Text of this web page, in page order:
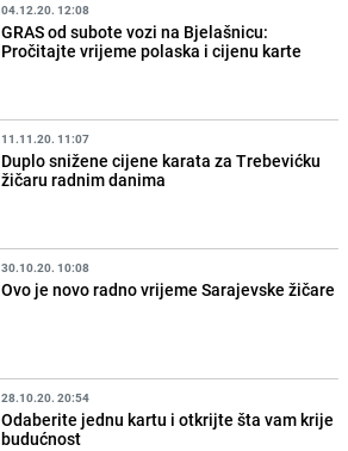
04.12.20. 12:08
GRAS od subote vozi na Bjelašnicu:
Pročitajte vrijeme polaska i cijenu karte
11.11.20. 11:07
Duplo snižene cijene karata za Trebevićku
žičaru radnim danima
30.10.20. 10:08
Ovo je novo radno vrijeme Sarajevske žičare
28.10.20. 20:54
Odaberite jednu kartu i otkrijte šta vam krije
budućnost